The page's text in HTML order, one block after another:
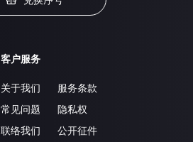
客户服务
关于我们
常见问题
联络我们
服务条款
隐私权
公开征件